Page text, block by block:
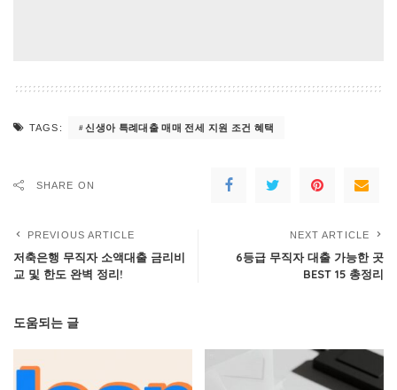
TAGS: 신생아 특례대출 매매 전세 지원 조건 혜택
SHARE ON
PREVIOUS ARTICLE
저축은행 무직자 소액대출 금리비
교 및 한도 완벽 정리!
NEXT ARTICLE
6등급 무직자 대출 가능한 곳
BEST 15 총정리
도움되는 글